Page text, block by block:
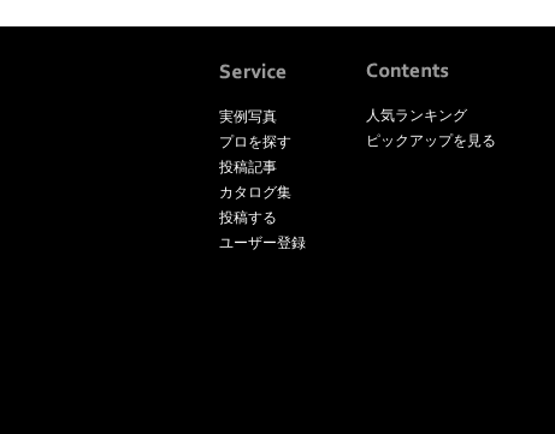
実例写真
プロを探す
投稿記事
カタログ集
投稿する
ユーザー登録
人気ランキング
ピックアップを見る